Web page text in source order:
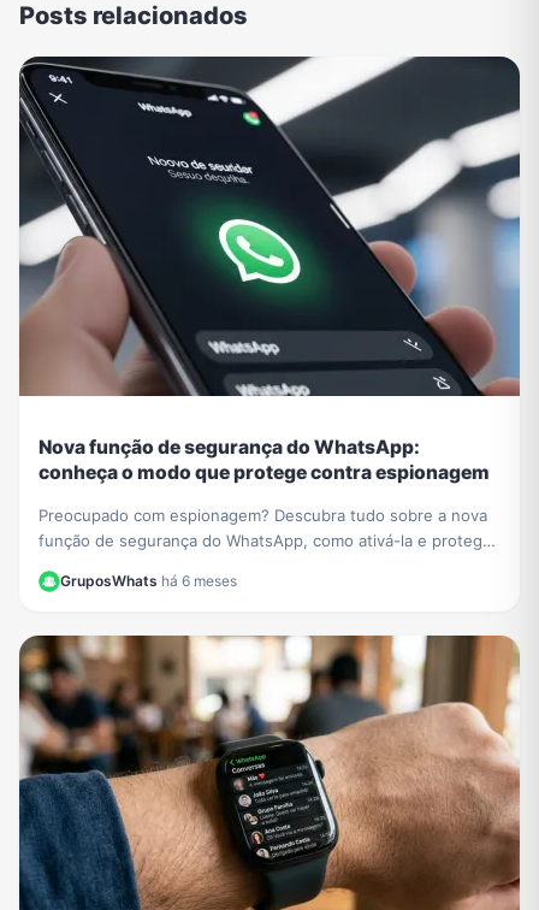
Posts relacionados
Nova função de segurança do WhatsApp:
conheça o modo que protege contra espionagem
Preocupado com espionagem? Descubra tudo sobre a nova
função de segurança do WhatsApp, como ativá-la e proteger
suas conversas de malwares e ataques.
GruposWhats·há 6 meses